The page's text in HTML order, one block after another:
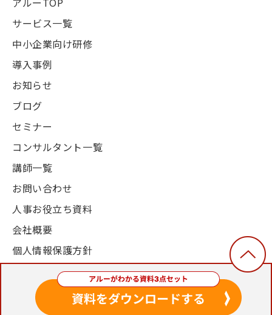
サービス一覧
中小企業向け研修
導入事例
お知らせ
ブログ
セミナー
コンサルタント一覧
講師一覧
お問い合わせ
人事お役立ち資料
会社概要
個人情報保護方針
© 2003-2024, Alue Co., Ltd. All Rights Reserved.